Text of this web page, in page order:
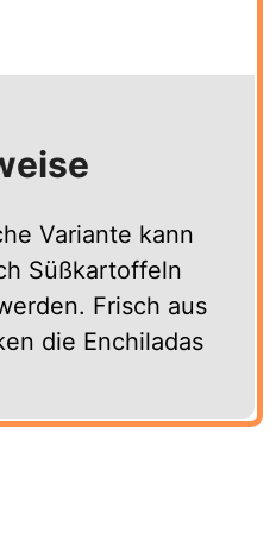
Variante kann
Süßkartoffeln
Frisch aus
die Enchiladas